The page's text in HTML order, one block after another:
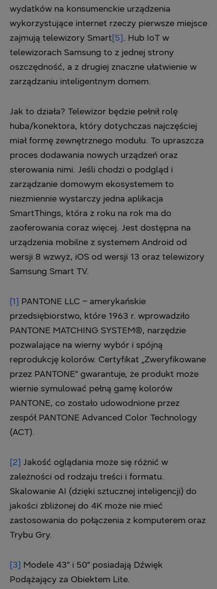
wydatków na konsumenckie urządzenia
wykorzystujące internet rzeczy pierwsze miejsce
zajmują telewizory Smart[5]. Hub IoT w
telewizorach Samsung to z jednej strony
oszczędność, a z drugiej znaczne ułatwienie w
zarządzaniu inteligentnym domem.
Jak to działa? Telewizor będzie pełnił rolę
huba/konektora, który dotychczas najczęściej
miał formę zewnętrznego modułu. To upraszcza
proces dodawania nowych urządzeń oraz
sterowania nimi. Jeśli chodzi o podgląd i
zarządzanie domowym ekosystemem to
niezmiennie wystarczy jedna aplikacja
SmartThings, która z roku na rok ma do
zaoferowania coraz więcej. Jest dostępna na
urządzenia mobilne z systemem Android od
wersji 8 wzwyż, iOS od wersji 13 oraz telewizory
Samsung Smart TV.
[1] PANTONE LLC – amerykańskie
przedsiębiorstwo, które 1963 r. wprowadziło
PANTONE MATCHING SYSTEM®, narzędzie
pozwalające na wierny wybór i spójną
reprodukcję kolorów. Certyfikat „Zweryfikowane
przez PANTONE” gwarantuje, że produkt może
wiernie symulować pełną gamę kolorów
PANTONE, co zostało udowodnione przez
zespół PANTONE Advanced Color Technology
(ACT).
[2] Jakość oglądania może się różnić w
zależności od rodzaju treści i formatu.
Skalowanie AI (dzięki sztucznej inteligencji) do
jakości zbliżonej do 4K może nie mieć
zastosowania do połączenia z komputerem oraz
Trybu Gry.
[3] Modele 43” i 50” posiadają Dźwięk
Podążający za Obiektem Lite.